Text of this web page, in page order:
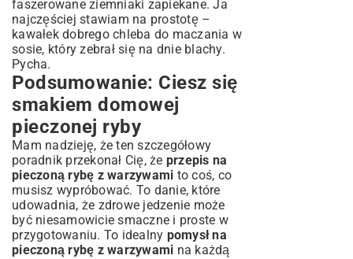
faszerowane ziemniaki zapiekane. Ja
najczęściej stawiam na prostotę –
kawałek dobrego chleba do maczania w
sosie, który zebrał się na dnie blachy.
Pycha.
Podsumowanie: Ciesz się
smakiem domowej
pieczonej ryby
Mam nadzieję, że ten szczegółowy
poradnik przekonał Cię, że przepis na
pieczoną rybę z warzywami to coś, co
musisz wypróbować. To danie, które
udowadnia, że zdrowe jedzenie może
być niesamowicie smaczne i proste w
przygotowaniu. To idealny pomysł na
pieczoną rybę z warzywami na każdą